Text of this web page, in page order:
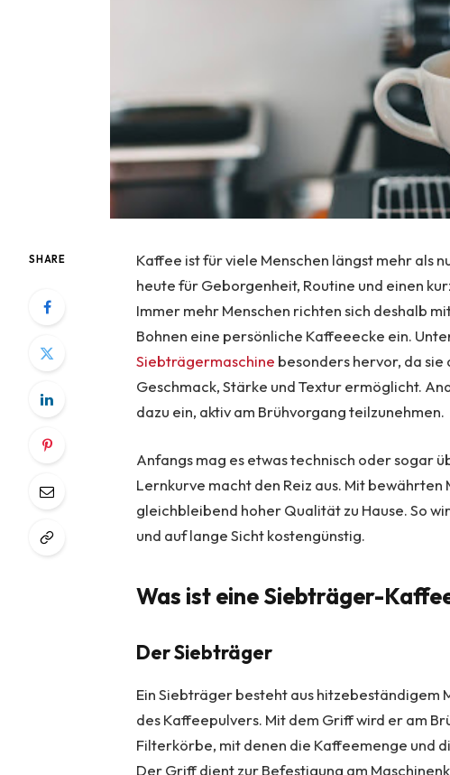
SHARE
Kaffee ist für viele Menschen längst mehr als
heute für Geborgenheit, Routine und einen
Immer mehr Menschen richten sich deshalb
Bohnen eine persönliche Kaffeeecke ein.
Siebträgermaschine besonders hervor, da
Geschmack, Stärke und Textur ermöglicht.
dazu ein, aktiv am Brühvorgang teilzunehmen.
Anfangs mag es etwas technisch oder sogar
Lernkurve macht den Reiz aus. Mit bewährten
gleichbleibend hoher Qualität zu Hause. So
und auf lange Sicht kostengünstig.
Was ist eine Siebträger-
Der Siebträger
Ein Siebträger besteht aus
des Kaffeepulvers. Mit dem Griff wird er am
Filterkörbe, mit denen die Kaffeemenge und
Der Griff dient zur Befestigung am